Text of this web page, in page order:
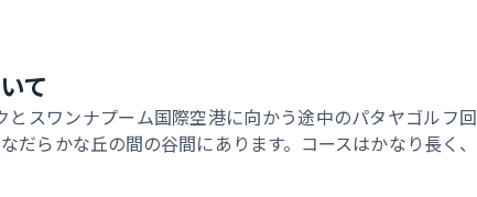
て
スワンナプーム国際空港に向かう途中のパタヤゴルフ回
らかな丘の間の谷間にあります。コースはかなり長く、